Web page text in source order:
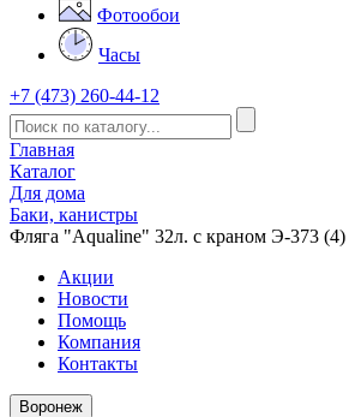
Фотообои
Часы
+7 (473) 260-44-12
Главная
Каталог
Для дома
Баки, канистры
Фляга "Aqualine" 32л. с краном Э-373 (4)
Акции
Новости
Помощь
Компания
Контакты
Воронеж